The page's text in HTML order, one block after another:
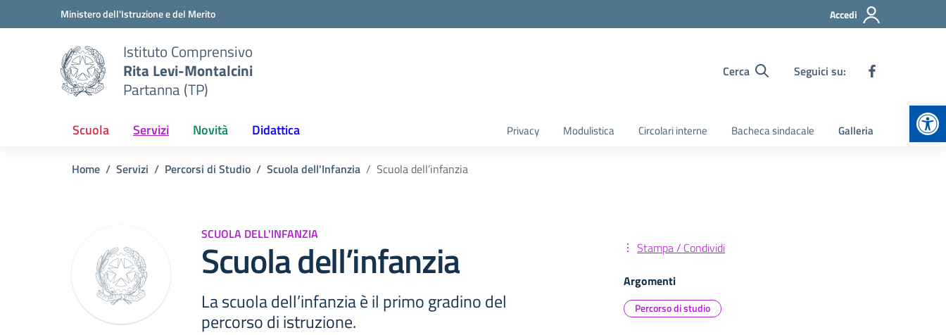
Vai ai contenuti
Vai al menu di navigazioneMinistero dell'Istruzione e del Merito Accedi
Istituto Comprensivo
Rita Levi-Montalcini
Partanna (TP)
Cerca Seguici su:
Scuola Servizi Novità Didattica Privacy Modulistica Circolari interne Bacheca sindacale Galleria
Home Servizi Percorsi di Studio Scuola dell'Infanzia Scuola dell’infanzia
SCUOLA DELL'INFANZIA
Scuola dell’infanzia
La scuola dell’infanzia è il primo gradino del
percorso di istruzione.
Stampa / Condividi
Argomenti
Percorso di studio